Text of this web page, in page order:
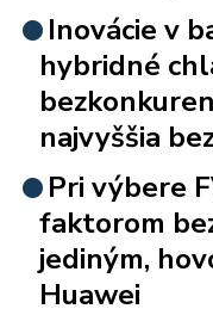
Inovácie v
hybridné
najvyššia
Pri výbere
faktorom
jediným,
Huawei